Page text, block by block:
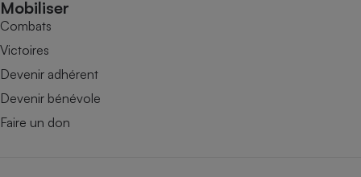
Mobiliser
Combats
Victoires
Devenir adhérent
Devenir bénévole
Faire un don